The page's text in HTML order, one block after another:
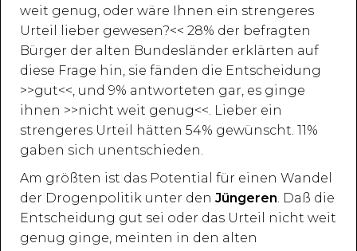
weit genug, oder wäre Ihnen ein strengeres
Urteil lieber gewesen?<< 28% der befragten
Bürger der alten Bundesländer erklärten auf
diese Frage hin, sie fänden die Entscheidung
>>gut<<, und 9% antworteten gar, es ginge
ihnen >>nicht weit genug<<. Lieber ein
strengeres Urteil hätten 54% gewünscht. 11%
gaben sich unentschieden.
Am größten ist das Potential für einen Wandel
der Drogenpolitik unter den Jüngeren. Daß die
Entscheidung gut sei oder das Urteil nicht weit
genug ginge, meinten in den alten